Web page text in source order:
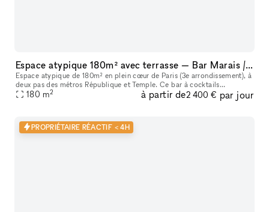
Espace atypique 180m² avec terrasse — Bar Marais / République — Showroom, shooting, pop-up restaurant, défilé
Espace atypique de 180m² en plein cœur de Paris (3e arrondissement), à
deux pas des métros République et Temple. Ce bar à cocktails
centenaire fondé en 1923 offre un cadre unique et scénographiable p
180 m2 à partir de2 400 € par jour
PROPRIÉTAIRE RÉACTIF < 4H